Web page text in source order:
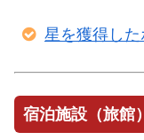
星を獲得し
宿泊施設（旅館）